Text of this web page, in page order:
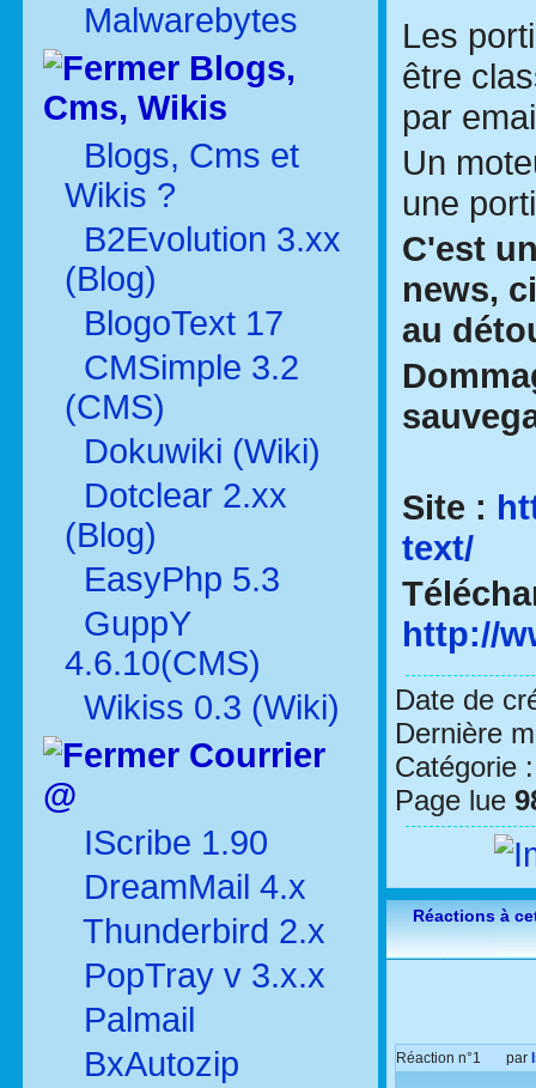
Malwarebytes
Blogs,
Cms, Wikis
Blogs, Cms et
Wikis ?
B2Evolution 3.xx
(Blog)
BlogoText 17
CMSimple 3.2
(CMS)
Dokuwiki (Wiki)
Dotclear 2.xx
(Blog)
EasyPhp 5.3
GuppY
4.6.10(CMS)
Wikiss 0.3 (Wiki)
Courrier
@
IScribe 1.90
DreamMail 4.x
Thunderbird 2.x
PopTray v 3.x.x
Palmail
BxAutozip
Les
être
par
Un
une
C'est
news,
au
Site :
text/
http://
Date de
Dernière
Catégorie
Page lue
Réactions à
Réaction n°1 par